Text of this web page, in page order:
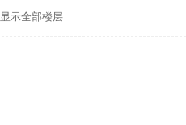
显示全部楼层